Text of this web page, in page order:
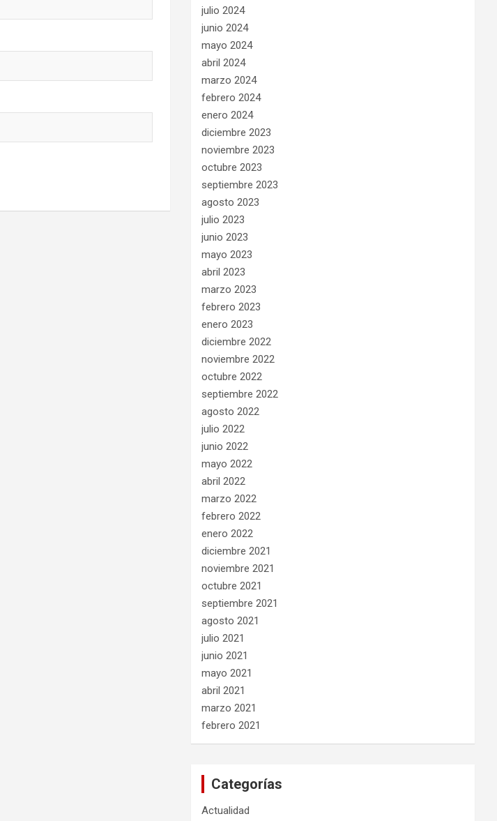
julio 2024
junio 2024
mayo 2024
abril 2024
marzo 2024
febrero 2024
enero 2024
diciembre 2023
noviembre 2023
octubre 2023
septiembre 2023
agosto 2023
julio 2023
junio 2023
mayo 2023
abril 2023
marzo 2023
febrero 2023
enero 2023
diciembre 2022
noviembre 2022
octubre 2022
septiembre 2022
agosto 2022
julio 2022
junio 2022
mayo 2022
abril 2022
marzo 2022
febrero 2022
enero 2022
diciembre 2021
noviembre 2021
octubre 2021
septiembre 2021
agosto 2021
julio 2021
junio 2021
mayo 2021
abril 2021
marzo 2021
febrero 2021
Categorías
Actualidad